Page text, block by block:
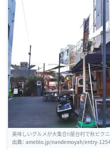
美味しいグルメが大集合‼︎屋台村で秋ピク
出典： ameblo.jp/nandemoyah/entry-